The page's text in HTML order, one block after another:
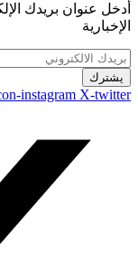
أدخل عنوان بريدك
الإخبارية
يشترك
instagram X-twitter